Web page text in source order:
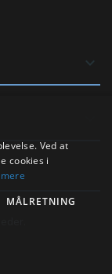
keyboard_arrow_down
Ved at
cookies i
MÅLRETNING